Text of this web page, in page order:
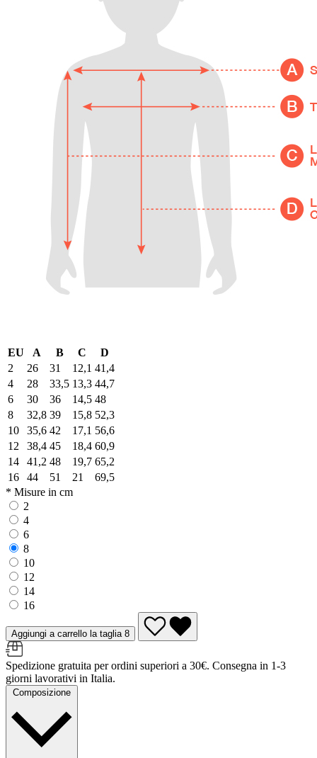
EU A B C
D
2
26 31 12,1 41,4
4
28 33,5 13,3 44,7
6
30 36 14,5 48
8
32,8 39 15,8 52,3
10
35,6 42 17,1 56,6
12
38,4 45 18,4 60,9
14
41,2 48 19,7 65,2
16
44 51 21
69,5
* Misure in cm
2
4
6
8
10
12
14
16
Aggiungi a carrello la taglia 8
Spedizione gratuita per ordini superiori a 30€. Consegna in 1-3
giorni lavorativi in Italia.
Composizione